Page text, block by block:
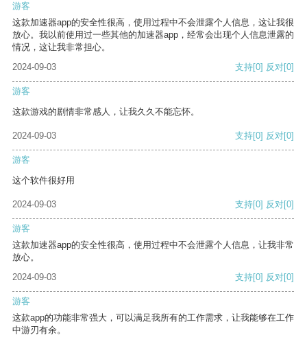
游客
这款加速器app的安全性很高，使用过程中不会泄露个人信息，这让我很
放心。我以前使用过一些其他的加速器app，经常会出现个人信息泄露的
情况，这让我非常担心。
2024-09-03
支持[0] 反对[0]
游客
这款游戏的剧情非常感人，让我久久不能忘怀。
2024-09-03 支持[0] 反对[0]
游客
这个软件很好用
2024-09-03 支持[0] 反对[0]
游客
这款加速器app的安全性很高，使用过程中不会泄露个人信息，让我非常
放心。
2024-09-03
支持[0] 反对[0]
游客
这款app的功能非常强大，可以满足我所有的工作需求，让我能够在工作
中游刃有余。